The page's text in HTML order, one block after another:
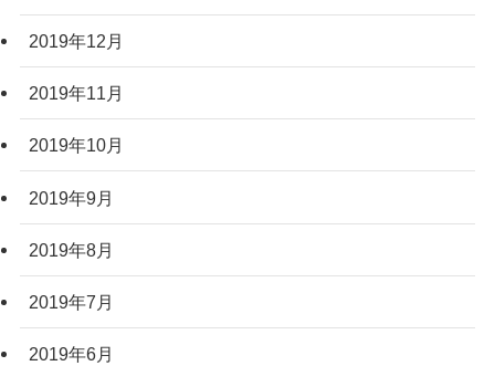
2019年12月
2019年11月
2019年10月
2019年9月
2019年8月
2019年7月
2019年6月